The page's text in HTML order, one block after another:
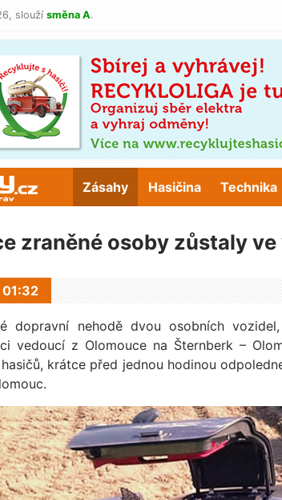
slouží směna A.
Zásahy Hasičina Technika
zraněné osoby zůstaly
dopravní nehodě dvou osobních
vedoucí z Olomouce na Šternberk –
krátce před jednou hodinou